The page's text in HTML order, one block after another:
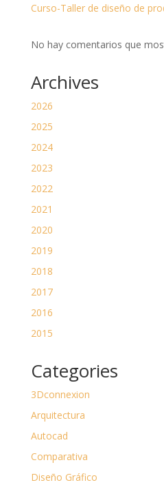
Curso-Taller de diseño de
No hay comentarios que
Archives
2026
2025
2024
2023
2022
2021
2020
2019
2018
2017
2016
2015
Categories
3Dconnexion
Arquitectura
Autocad
Comparativa
Diseño Gráfico